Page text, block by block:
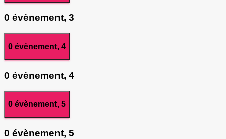
0 évènement, 3
0 évènement, 4
0 évènement, 4
0 évènement, 5
0 évènement, 5